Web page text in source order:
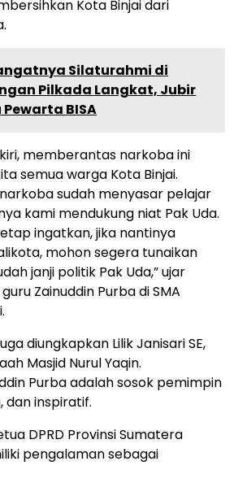
Kota Binjai dari
Silaturahmi di
Pilkada Langkat, Jubir
BISA
memberantas narkoba ini
semua warga Kota Binjai.
sudah menyasar pelajar
kami mendukung niat Pak Uda.
ingatkan, jika nantinya
mohon segera tunaikan
janji politik Pak Uda,” ujar
Zainuddin Purba di SMA
diungkapkan Lilik Janisari SE,
Masjid Nurul Yaqin.
Purba adalah sosok pemimpin
dan inspiratif.
DPRD Provinsi Sumatera
pengalaman sebagai